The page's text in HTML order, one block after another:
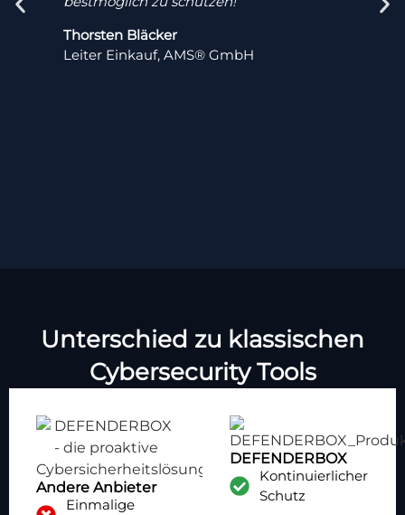
Thorsten Bläcker
Leiter Einkauf, AMS® GmbH
Unterschied zu klassischen
Cybersecurity Tools
Andere Anbieter
Einmalige
DEFENDERBOX
Kontinuierlicher
Schutz